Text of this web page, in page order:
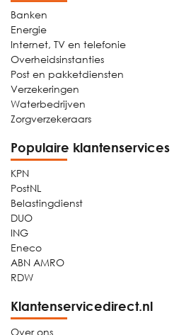
Banken
Energie
Internet, TV en telefonie
Overheidsinstanties
Post en pakketdiensten
Verzekeringen
Waterbedrijven
Zorgverzekeraars
Populaire klantenservices
KPN
PostNL
Belastingdienst
DUO
ING
Eneco
ABN AMRO
RDW
Klantenservicedirect.nl
Over ons